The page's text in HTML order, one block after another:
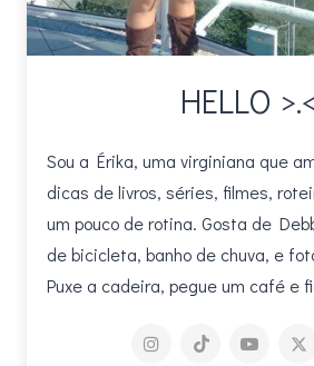
HELLO >.<
Sou a Érika, uma virginiana que
dicas de livros, séries, filmes,
um pouco de rotina. Gosta de
de bicicleta, banho de chuva, e
Puxe a cadeira, pegue um café e